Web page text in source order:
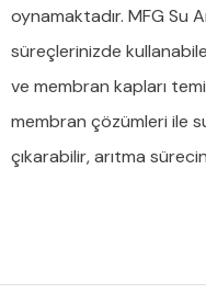
oynamaktadır. MFG Su
süreçlerinizde
ve membran kapları
membran çözümleri ile
çıkarabilir, arıtma